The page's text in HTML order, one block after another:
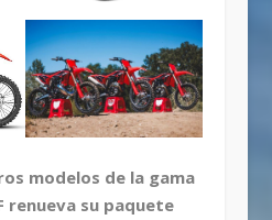
modelos de la gama
renueva su paquete